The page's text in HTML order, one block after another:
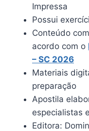
Impressa
Possui
Conteúdo
acordo com o
– SC 2026
Materiais
preparação
Apostila
especialistas
Editora: